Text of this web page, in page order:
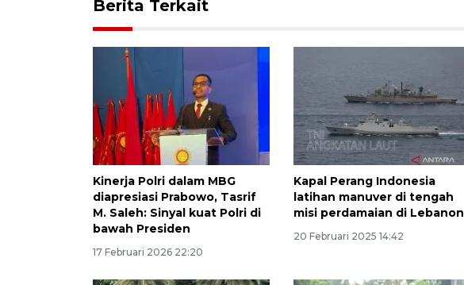
Berita Terkait
Kinerja Polri dalam MBG
diapresiasi Prabowo, Tasrif
M. Saleh: Sinyal kuat Polri di
bawah Presiden
17 Februari 2026 22:20
Kapal Perang Indonesia
latihan manuver di tengah
misi perdamaian di Lebanon
20 Februari 2025 14:42